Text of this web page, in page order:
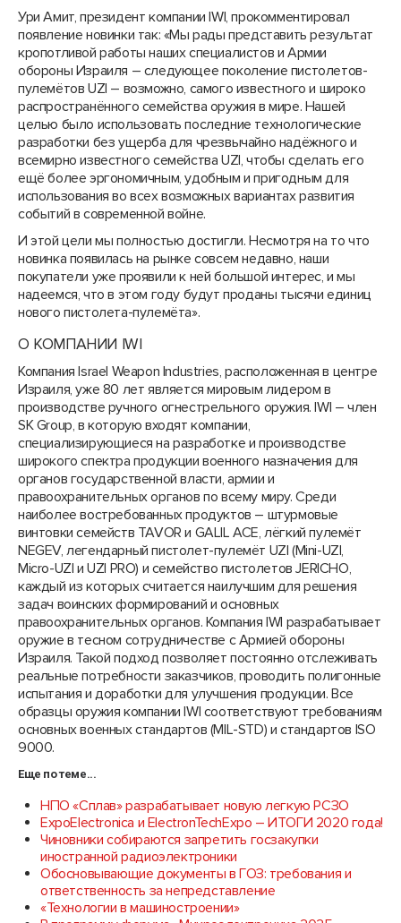
Ури Амит, президент компании IWI, прокомментировал
появление новинки так: «Мы рады представить результат
кропотливой работы наших специалистов и Армии
обороны Израиля – следующее поколение пистолетов-
пулемётов UZI – возможно, самого известного и широко
распространённого семейства оружия в мире. Нашей
целью было использовать последние технологические
разработки без ущерба для чрезвычайно надёжного и
всемирно известного семейства UZI, чтобы сделать его
ещё более эргономичным, удобным и пригодным для
использования во всех возможных вариантах развития
событий в современной войне.
И этой цели мы полностью достигли. Несмотря на то что
новинка появилась на рынке совсем недавно, наши
покупатели уже проявили к ней большой интерес, и мы
надеемся, что в этом году будут проданы тысячи единиц
нового пистолета-пулемёта».
О КОМПАНИИ IWI
Компания Israel Weapon Industries, расположенная в центре
Израиля, уже 80 лет является мировым лидером в
производстве ручного огнестрельного оружия. IWI – член
SK Group, в которую входят компании,
специализирующиеся на разработке и производстве
широкого спектра продукции военного назначения для
органов государственной власти, армии и
правоохранительных органов по всему миру. Среди
наиболее востребованных продуктов – штурмовые
винтовки семейств TAVOR и GALIL ACE, лёгкий пулемёт
NEGEV, легендарный пистолет-пулемёт UZI (Mini-UZI,
Micro-UZI и UZI PRO) и семейство пистолетов JERICHO,
каждый из которых считается наилучшим для решения
задач воинских формирований и основных
правоохранительных органов. Компания IWI разрабатывает
оружие в тесном сотрудничестве с Армией обороны
Израиля. Такой подход позволяет постоянно отслеживать
реальные потребности заказчиков, проводить полигонные
испытания и доработки для улучшения продукции. Все
образцы оружия компании IWI соответствуют требованиям
основных военных стандартов (MIL-STD) и стандартов ISO
9000.
Еще по теме...
НПО «Сплав» разрабатывает новую легкую РСЗО
ExpoElectronica и ElectronTechExpo – ИТОГИ 2020 года!
Чиновники собираются запретить госзакупки
иностранной радиоэлектроники
Обосновывающие документы в ГОЗ: требования и
ответственность за непредставление
«Технологии в машиностроении»